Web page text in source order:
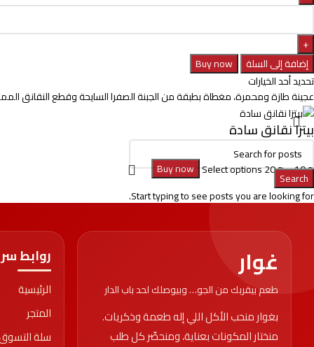
إضافة إلى السلة
Buy now
تحديد أحد الخيارات
عجينة طازة ومحمرة، مغطاة بطبقة من الجبنة الصفرا السايحة وقطع النقانق
Search
Start typing to see posts you are looking for.
بيتزا نقانق سادة
10₪
–
20₪
Select options
Buy now
غوار
طعم بيقربك من الجو… وبيوصلك لحد باب الدار
بغوار منحب الأكل اللي إله طعمة وذكريات.
منختار المكونات بعناية، ومنحضّر كل طلب
روابط
الرئيسية
المتجر
سلة